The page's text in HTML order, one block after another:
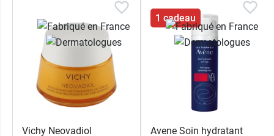
Conditionnement :pot de 50 ml.
Pensez également au
soin correcteur yeux et
lèvres Neovadiol
Vichy Neovadiol
1 cadeau
Avene Soin hydratant